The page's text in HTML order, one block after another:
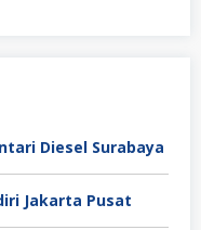
Diesel Surabaya
Jakarta Pusat